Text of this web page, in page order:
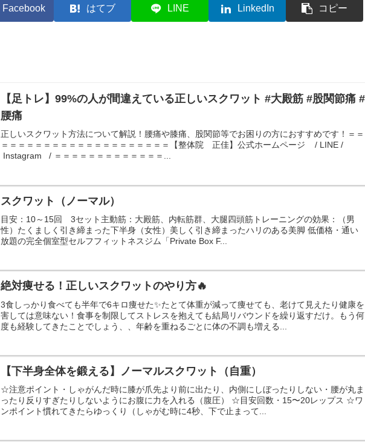
Facebook はてブ LINE LinkedIn コピー
【足トレ】99%の人が間違えている正しいスクワット #大殿筋 #股関節痛 #
腰痛
正しいスクワット方法について解説！腰痛や膝痛、股関節等でお困りの方におすすめです！＝＝
＝＝＝＝＝＝＝＝＝＝＝＝＝＝＝＝＝＝＝＝【整体院 正佳】公式ホームページ / LINE /
Instagram / ＝＝＝＝＝＝＝＝＝＝＝＝＝...
スクワット（ノーマル）
目安：10～15回 3セット主動筋：大殿筋、内転筋群、大腿四頭筋トレーニングの効果：（男
性）たくましく引き締まった下半身（女性）美しく引き締まったハリのある美脚 低価格・通い
放題の完全個室型セルフフィットネスジム「Private Box F...
絶対痩せる！正しいスクワットのやり方🔥
3食しっかり食べても半年で6キロ痩せた✨たとて体重が減って痩せても、老けて見えたり健康を
害しては意味ない！食事を制限してストレスを抱えても結局リバウンドを繰り返すだけ。もう何
度も経験してきたことでしょう、、年齢を重ねるごとに体の不調も増える...
【下半身全体を鍛える】ノーマルスクワット（自重）
☆注意ポイント・しゃがんだ時に膝が爪先より前に出たり、内側にしぼったりしない・腰が丸ま
ったり反りすぎたりしないようにお腹に力を入れる（腹圧） ☆目安回数・15〜20レップス ☆ワ
ンポイント慣れてきたらゆっくり（しゃがむ時に4秒、下で止まって...